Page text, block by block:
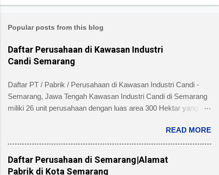
Popular posts from this blog
Daftar Perusahaan di Kawasan Industri
Candi Semarang
Daftar PT / Pabrik / Perusahaan di Kawasan Industri Candi -
Semarang, Jawa Tengah Kawasan Industri Candi di Semarang
miliki 26 unit perusahaan dengan luas area 300 Hektar yang
Kecamatan Ngaliyan dan memiliki fasilitas tanah yang siap
dibangun , jalan 20 s/d 30 meter, green belt, listrik , telepon , air,
security service dan memiliki kemudahan atau keuntungan
bebas banjir dan ideal untuk industri menengah dan besar untuk
READ MORE
Daftar Perusahaan di Semarang|Alamat
Pabrik di Kota Semarang